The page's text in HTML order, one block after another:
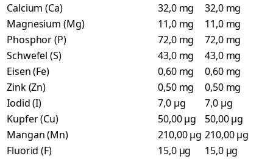
Calcium (Ca)
32,0 mg
32,0 mg
Magnesium (Mg)
11,0 mg
11,0 mg
Phosphor (P)
72,0 mg
72,0 mg
Schwefel (S)
43,0 mg
43,0 mg
Eisen (Fe)
0,60 mg
0,60 mg
Zink (Zn)
0,50 mg
0,50 mg
Iodid (I)
7,0 µg
7,0 µg
Kupfer (Cu)
50,00 µg
50,00 µg
Mangan (Mn)
210,00 µg 210,00 µg
Fluorid (F)
15,0 µg
15,0 µg